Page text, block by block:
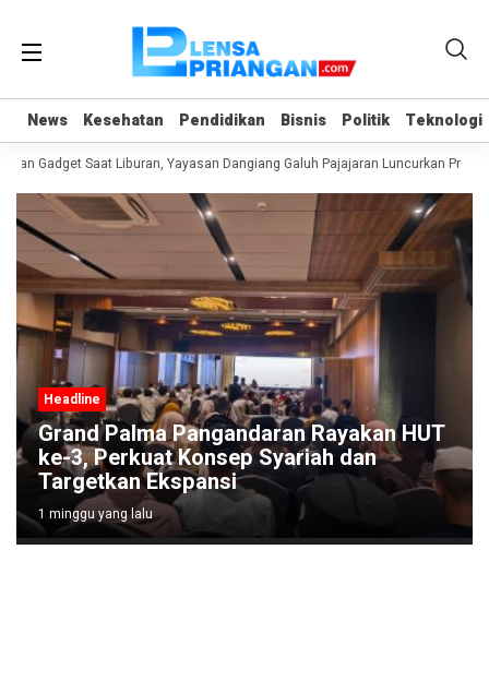
News Kesehatan Pendidikan Bisnis Politik Teknologi
News Kesehatan Pendidikan Bisnis Politik Teknologi
Gadget Saat Liburan, Yayasan Dangiang Galuh Pajajaran Luncurkan
Headline
Grand Palma Pangandaran Rayakan HUT
ke-3, Perkuat Konsep Syariah dan
Targetkan Ekspansi
1 minggu yang lalu